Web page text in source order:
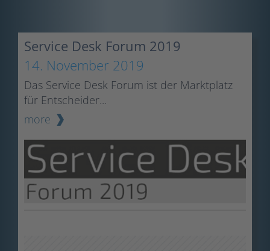
Service Desk Forum 2019
14. November 2019
Das Service Desk Forum ist der Marktplatz
für Entscheider...
more